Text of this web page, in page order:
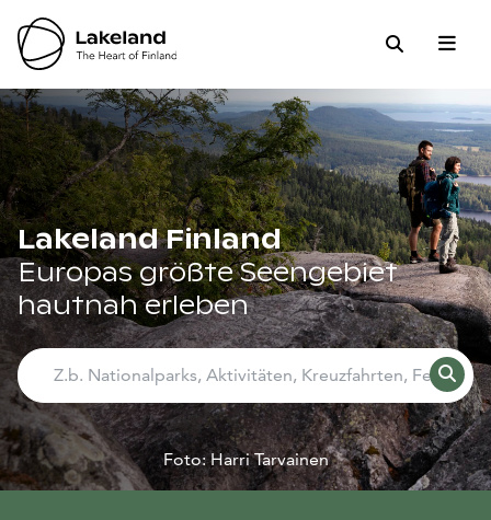
sisältöön
Open
Close
Suche
Foto: Harri Tarvainen
Lakeland Finland
Europas größte Seengebiet
hautnah erleben
Z.b. Nationalparks, Aktivitäten, Kreuzfahrten, Ferienhäuser,
Suche